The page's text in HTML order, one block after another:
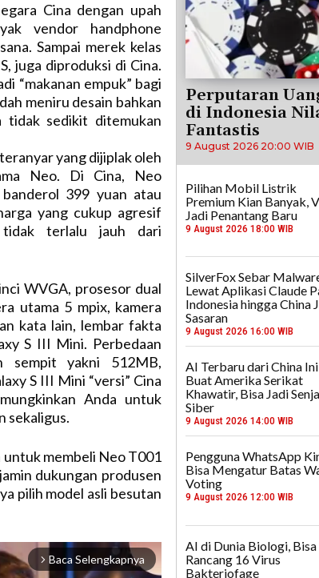
Cina dengan upah
vendor handphone
Sampai merek kelas
juga diproduksi di Cina.
“makanan empuk” bagi
meniru desain bahkan
tidak sedikit ditemukan
yang dijiplak oleh
Neo. Di Cina, Neo
399 yuan atau
yang cukup agresif
tidak terlalu jauh dari
WVGA, prosesor dual
utama 5 mpix, kamera
kata lain, lembar fakta
S III Mini. Perbedaan
sempit yakni 512MB,
S III Mini “versi” Cina
Anda untuk
sekaligus.
untuk membeli Neo T001
dukungan produsen
pilih model asli besutan
arrow_forward_ios Baca Selengkapnya
Perputaran
di Indonesia
Fantastis
9 August 2026 20:00 WIB
Pilihan Mobil Listrik
Premium Kian Banyak,
Jadi Penantang Baru
9 August 2026 18:00 WIB
SilverFox Sebar
Lewat Aplikasi Claude
Indonesia hingga China
Sasaran
9 August 2026 16:00 WIB
AI Terbaru dari China Ini
Buat Amerika Serikat
Khawatir, Bisa Jadi
Siber
9 August 2026 14:00 WIB
Pengguna WhatsApp
Bisa Mengatur Batas
Voting
9 August 2026 12:00 WIB
AI di Dunia Biologi, Bisa
Rancang 16 Virus
Bakteriofage